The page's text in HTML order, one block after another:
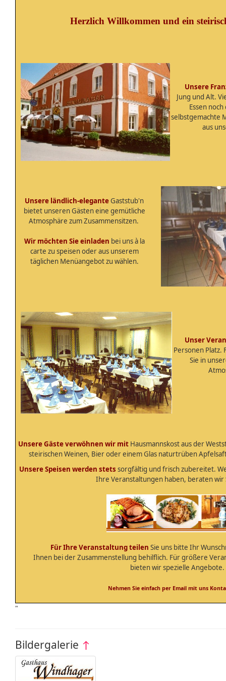
Herzlich Willkommen und ein
Unsere
Jung und Alt.
Essen
selbstgemachte
aus
Unsere ländlich-eleganteGaststub'n
bietet unseren Gästen eine gemütliche
Atmosphäre zum Zusammensitzen.
Wir möchten Sie einladen bei uns à la
carte zu speisen oder aus unserem
täglichen Menüangebot zu wählen.
Unser
Personen Platz.
Sie in
Unsere Gäste verwöhnen wir mitHausmannskost aus der
steirischen Weinen, Bier oder einem Glas naturtrüben
Unsere Speisen werden stets sorgfältig und frisch zubereitet.
Ihre Veranstaltungen haben, beraten wir
Für Ihre Veranstaltung teilen Sie uns bitte Ihr
Ihnen bei der Zusammenstellung behilflich. Für größere
bieten wir spezielle Angebote.
Nehmen Sie einfach per Email mit uns
"
Bildergalerie ↑